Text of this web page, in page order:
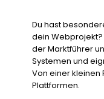
Du hast
dein Webprojekt?
der Marktführer
Systemen und
Von einer kleinen
Plattformen.